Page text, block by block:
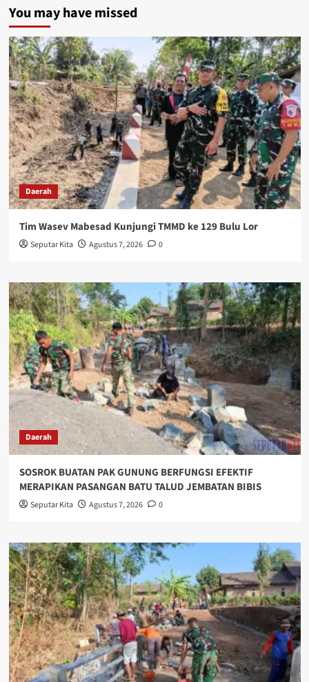
You may have missed
Daerah
Tim Wasev Mabesad Kunjungi TMMD ke 129 Bulu Lor
Seputar Kita Agustus 7, 2026 0
Daerah
SOSROK BUATAN PAK GUNUNG BERFUNGSI EFEKTIF
MERAPIKAN PASANGAN BATU TALUD JEMBATAN BIBIS
Seputar Kita Agustus 7, 2026 0